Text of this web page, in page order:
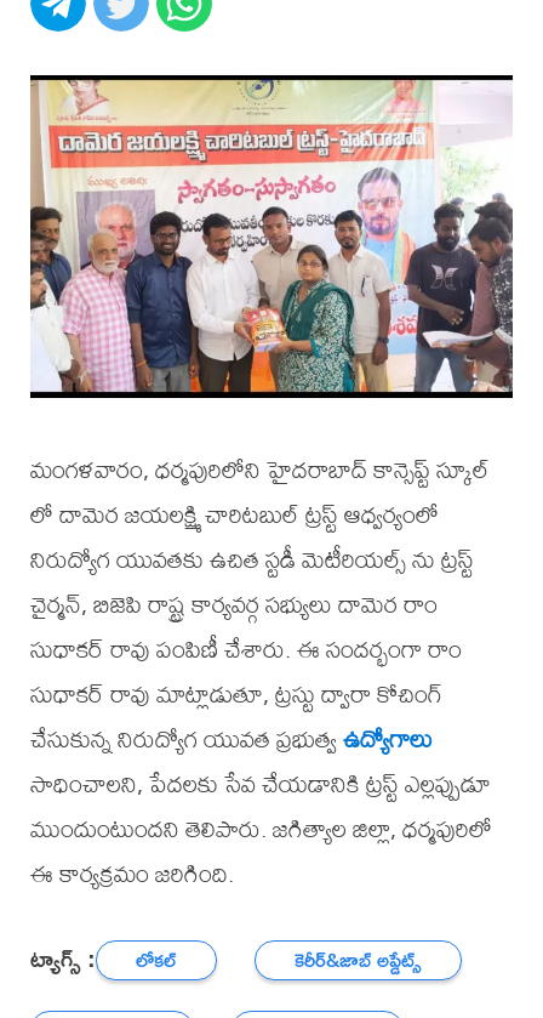
మంగళవారం, ధర్మపురిలోని హైదరాబాద్ కాన్సెప్ట్ స్కూల్
లో దామెర జయలక్ష్మి చారిటబుల్ ట్రస్ట్ ఆధ్వర్యంలో
నిరుద్యోగ యువతకు ఉచిత స్టడీ మెటీరియల్స్ ను ట్రస్ట్
చైర్మన్, బిజెపి రాష్ట్ర కార్యవర్గ సభ్యులు దామెర రాం
సుధాకర్ రావు పంపిణీ చేశారు. ఈ సందర్భంగా రాం
సుధాకర్ రావు మాట్లాడుతూ, ట్రస్టు ద్వారా కోచింగ్
చేసుకున్న నిరుద్యోగ యువత ప్రభుత్వఉద్యోగాలు
సాధించాలని, పేదలకు సేవ చేయడానికి ట్రస్ట్ ఎల్లప్పుడూ
ముందుంటుందని తెలిపారు. జగిత్యాల జిల్లా, ధర్మపురిలో
ఈ కార్యక్రమం జరిగింది.
ట్యాగ్స్ : లోకల్
కెరీర్‌&జాబ్ అప్డేట్స్